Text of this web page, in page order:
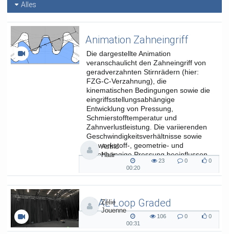
Alles
Animation Zahneingriff
Die dargestellte Animation
veranschaulicht den Zahneingriff von
geradverzahnten Stirnrädern (hier:
FZG-C-Verzahnung), die
kinematischen Bedingungen sowie die
eingriffsstellungsabhängige
Entwicklung von Pressung,
Schmierstofftemperatur und
Zahnverlustleistung. Die variierenden
Geschwindigkeitsverhältnisse sowie
die werkstoff-, geometrie- und
lastabhängige Pressung beeinflussen
Astrid
Haar
00:20
00:20
23
views
0
Kommentare
0
likes
SAAL Loop Graded
SAAL Musikinformatik
Zélie
Jouenne
00:31
00:31
106
views
0
Kommentare
0
likes